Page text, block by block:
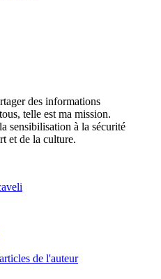
des informations
telle est ma mission.
sensibilisation à la sécurité
et de la culture.
de l'auteur